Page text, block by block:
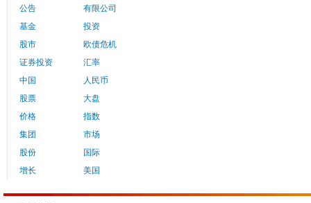
公告
基金
股市
证券投资
中国
股票
价格
集团
股份
增长
有限公司
投资
欧债危机
汇率
人民币
大盘
指数
市场
国际
美国